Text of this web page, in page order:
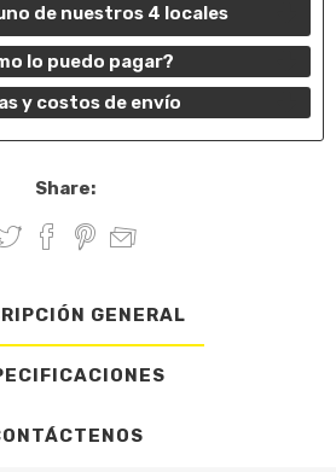
de nuestros 4 locales
lo puedo pagar?
y costos de envío
Share:
GENERAL